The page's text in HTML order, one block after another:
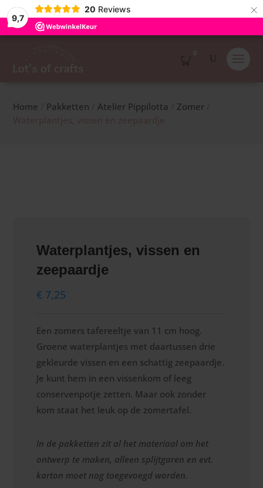
9,7
20 Reviews ×
Home Pakketten /Atelier Pippilotta Zomer
Waterplantjes, vissen en
zeepaardje
€ 7,25
Een zomers tafereeltje van 11 cm hoog.
Groene waterplantjes met daartussen drie
gekleurde vissen en een schattig zeepaardje.
Je kunt hem in een vissenkom of leeg
conservenpotje zetten. Maar ook zonder
kom staat het leuk op de zomertafel.
In de pakketten zit al het materiaal om het
ontwerp te maken, alleen splijtgaren en evt.
karton moet nog toegevoegd worden.